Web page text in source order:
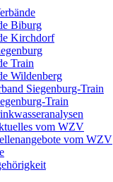
Biburg
Kirchdorf
Train
Wildenberg
Siegenburg-Train
Train
vom WZV
vom WZV